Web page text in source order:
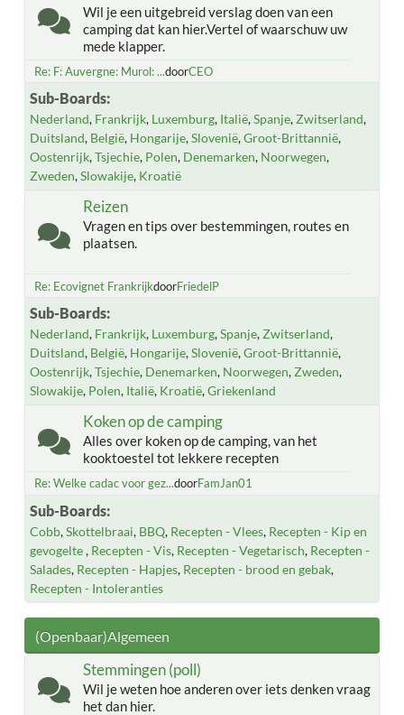
Wil je een uitgebreid verslag doen van een
camping dat kan hier.Vertel of waarschuw uw
mede klapper.
Re: F: Auvergne: Murol: ...doorCEO
Sub-Boards
Nederland Frankrijk Luxemburg Italië Spanje Zwitserland
Duitsland België Hongarije Slovenië Groot-Brittannië
Oostenrijk Tsjechie Polen Denemarken Noorwegen
Zweden Slowakije Kroatië
Reizen
Vragen en tips over bestemmingen, routes en
plaatsen.
Re: Ecovignet FrankrijkdoorFriedelP
Sub-Boards
Nederland Frankrijk Luxemburg Spanje Zwitserland
Duitsland België Hongarije Slovenië Groot-Brittannië
Oostenrijk Tsjechie Denemarken Noorwegen Zweden
Slowakije Polen Italië Kroatië Griekenland
Koken op de camping
Alles over koken op de camping, van het
kooktoestel tot lekkere recepten
Re: Welke cadac voor gez...doorFamJan01
Sub-Boards
Cobb Skottelbraai BBQ Recepten - Vlees Recepten - Kip en
gevogelte Recepten - Vis Recepten - Vegetarisch Recepten -
Salades Recepten - Hapjes Recepten - brood en gebak
Recepten - Intoleranties
(Openbaar)Algemeen
Stemmingen (poll)
Wil je weten hoe anderen over iets denken vraag
het dan hier.